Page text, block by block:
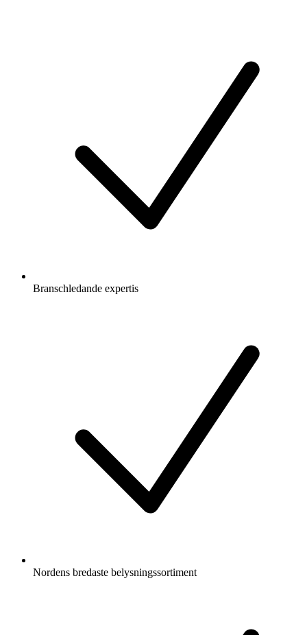
Branschledande expertis
Nordens bredaste belysningssortiment